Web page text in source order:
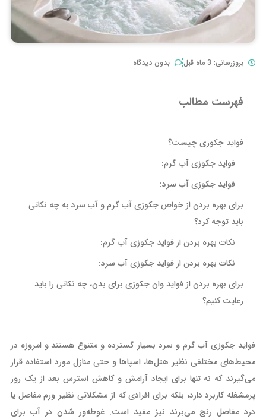
بروزرسانی: 3 ماه قبل بدون دیدگاه
فهرست مطالب
فواید جکوزی چیست؟
فواید جکوزی آب گرم:
فواید جکوزی آب سرد:
برای بهره بردن از خواص جکوزی آب گرم و آب سرد به چه نکاتی
باید توجه کرد؟
نکات بهره بردن از فواید جکوزی آب گرم:
نکات بهره بردن از فواید جکوزی آب سرد:
برای بهره بردن از فواید وان جکوزی برای بدن، چه نکاتی را باید
رعایت کنیم؟
فواید جکوزی آب گرم و سرد بسیار گسترده و متنوع هستند و امروزه در
محیط‌های مختلفی نظیر هتل‌ها، اسپاها و حتی منازل مورد استفاده قرار
می‌گیرند که نه تنها برای ایجاد آرامش و کاهش استرس بعد از یک روز
پرمشغله کاربرد دارد، بلکه برای افرادی که از مشکلاتی نظیر ورم مفاصل یا
درد مفاصل رنج می‌برند نیز مفید است. غوطه‌ور شدن در آب برای